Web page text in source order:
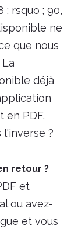
; rsquo ; 90,
ne
que nous
déjà
PDF,
l'inverse ?
retour ?
et
ou avez-
et vous